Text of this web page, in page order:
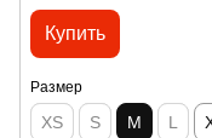
Купить
Размер
XS S M L